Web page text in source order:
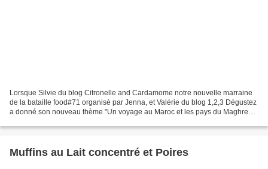
Lorsque Silvie du blog Citronelle and Cardamome notre nouvelle marraine
de la bataille food#71 organisé par Jenna, et Valérie du blog 1,2,3 Dégustez
a donné son nouveau thème "Un voyage au Maroc et les pays du Maghreb",
Muffins au Lait concentré et Poires